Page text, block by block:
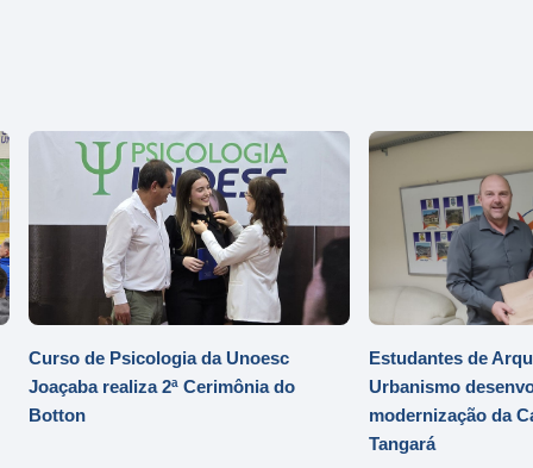
Curso de Psicologia da Unoesc
Joaçaba realiza 2ª Cerimônia do
Botton
Estudantes de
Urbanismo
modernização da
Tangará